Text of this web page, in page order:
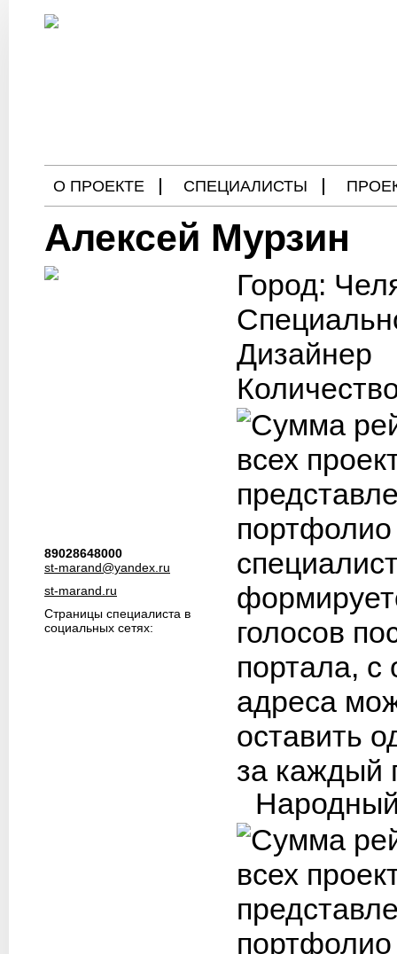
О ПРОЕКТЕ СПЕЦИАЛИСТЫ
БЛОГ
Алексей Мурзин
89028648000
st-marand@yandex.ru
st-marand.ru
Страницы специалиста в
социальных сетях:
Город:
Дизайнер